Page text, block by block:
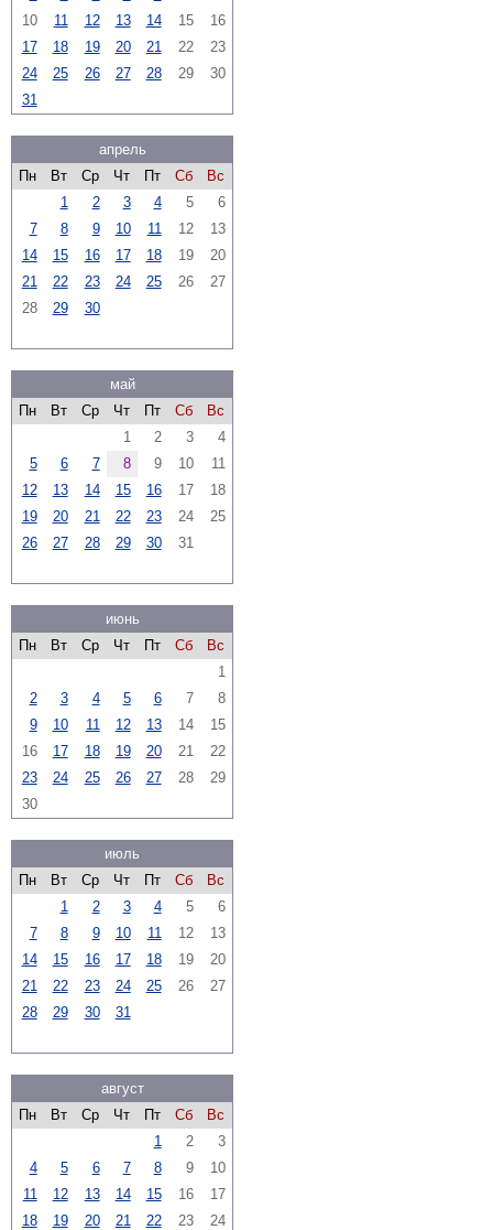
10
11 12 13 14 15
16
17
18 19 20 21 22
23
24
25 26 27 28 29
30
31
апрель
Пн
Вт Ср Чт Пт Сб
Вс
1
2 3 4 5
6
7
8 9 10 11 12
13
14
15 16 17 18 19
20
21
22 23 24 25 26
27
28
29 30
май
Пн
Вт Ср Чт Пт Сб
Вс
1
2 3
4
5
6 7 8 9 10
11
12
13 14 15 16 17
18
19
20 21 22 23 24
25
26
27 28 29 30 31
июнь
Пн
Вт Ср Чт Пт Сб
Вс
1
2
3 4 5 6 7
8
9
10 11 12 13 14
15
16
17 18 19 20 21
22
23
24 25 26 27 28
29
30
июль
Пн
Вт Ср Чт Пт Сб
Вс
1
2 3 4 5
6
7
8 9 10 11 12
13
14
15 16 17 18 19
20
21
22 23 24 25 26
27
28
29 30 31
август
Пн
Вт Ср Чт Пт Сб
Вс
1
2
3
4
5 6 7 8 9
10
11
12 13 14 15 16
17
18
19 20 21 22 23
24